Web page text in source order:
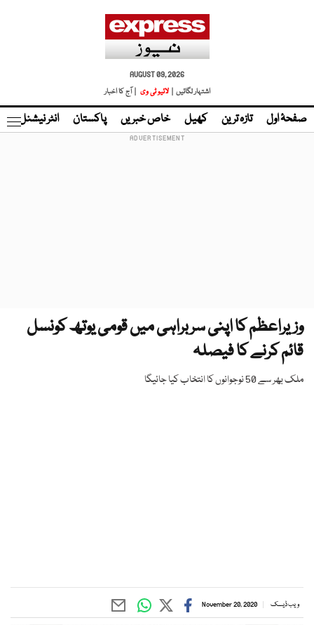
AUGUST 09, 2026
اشتہار لگائیں |
لائیو ٹی وی | آج کا اخبار
صفحۂ اول تازہ ترین کھیل خاص خبریں پاکستان انٹر نیشنل
وزیراعظم کا اپنی سربراہی میں قومی یوتھ کونسل
قائم کرنے کا فیصلہ
ملک بھر سے 50 نوجوانوں کا انتخاب کیا جائیگا
ویب ڈیسک November 20, 2020